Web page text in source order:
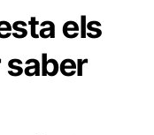
els